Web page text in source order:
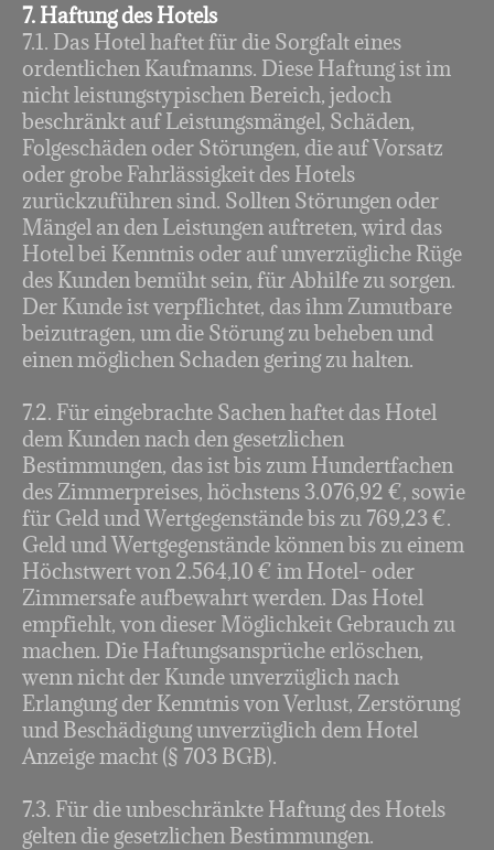
7. Haftung des Hotels
7.1. Das Hotel haftet für die Sorgfalt eines
ordentlichen Kaufmanns. Diese Haftung ist im
nicht leistungstypischen Bereich, jedoch
beschränkt auf Leistungsmängel, Schäden,
Folgeschäden oder Störungen, die auf Vorsatz
oder grobe Fahrlässigkeit des Hotels
zurückzuführen sind. Sollten Störungen oder
Mängel an den Leistungen auftreten, wird das
Hotel bei Kenntnis oder auf unverzügliche Rüge
des Kunden bemüht sein, für Abhilfe zu sorgen.
Der Kunde ist verpflichtet, das ihm Zumutbare
beizutragen, um die Störung zu beheben und
einen möglichen Schaden gering zu halten.
7.2. Für eingebrachte Sachen haftet das Hotel
dem Kunden nach den gesetzlichen
Bestimmungen, das ist bis zum Hundertfachen
des Zimmerpreises, höchstens 3.076,92 €, sowie
für Geld und Wertgegenstände bis zu 769,23 €.
Geld und Wertgegenstände können bis zu einem
Höchstwert von 2.564,10 € im Hotel- oder
Zimmersafe aufbewahrt werden. Das Hotel
empfiehlt, von dieser Möglichkeit Gebrauch zu
machen. Die Haftungsansprüche erlöschen,
wenn nicht der Kunde unverzüglich nach
Erlangung der Kenntnis von Verlust, Zerstörung
und Beschädigung unverzüglich dem Hotel
Anzeige macht (§ 703 BGB).
7.3. Für die unbeschränkte Haftung des Hotels
gelten die gesetzlichen Bestimmungen.